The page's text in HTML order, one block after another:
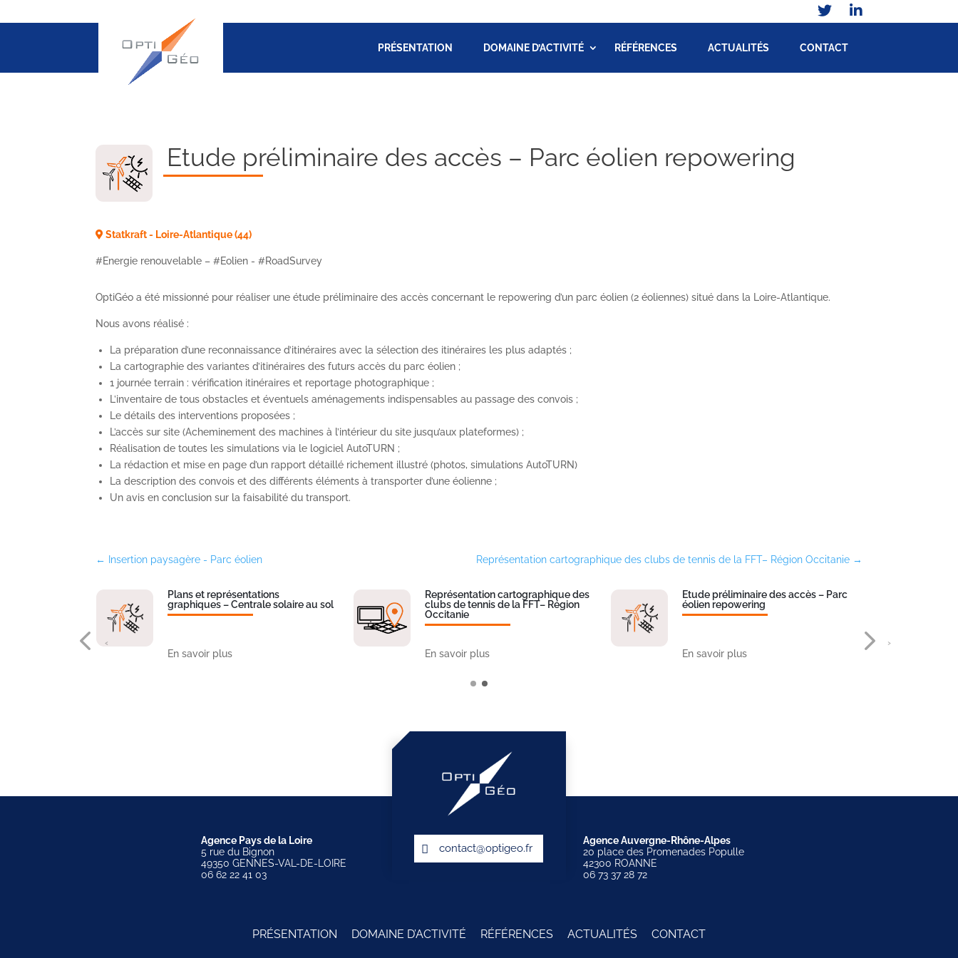
PRÉSENTATION DOMAINE D’ACTIVITÉ RÉFÉRENCES ACTUALITÉS CONTACT
Etude préliminaire des accès – Parc éolien repowering
Statkraft - Loire-Atlantique (44)
#Energie renouvelable – #Eolien - #RoadSurvey
OptiGéo a été missionné pour réaliser une étude préliminaire des accès concernant le repowering d’un parc éolien (2 éoliennes) situé dans la Loire-Atlantique.
Nous avons réalisé :
La préparation d’une reconnaissance d’itinéraires avec la sélection des itinéraires les plus adaptés ;
La cartographie des variantes d’itinéraires des futurs accès du parc éolien ;
1 journée terrain : vérification itinéraires et reportage photographique ;
L’inventaire de tous obstacles et éventuels aménagements indispensables au passage des convois ;
Le détails des interventions proposées ;
L’accès sur site (Acheminement des machines à l’intérieur du site jusqu’aux plateformes) ;
Réalisation de toutes les simulations via le logiciel AutoTURN ;
La rédaction et mise en page d’un rapport détaillé richement illustré (photos, simulations AutoTURN)
La description des convois et des différents éléments à transporter d’une éolienne ;
Un avis en conclusion sur la faisabilité du transport.
← Insertion paysagère - Parc éolien Représentation cartographique des clubs de tennis de la FFT– Région Occitanie→
Plans et représentations
graphiques – Centrale solaire au sol
En savoir plus
Représentation cartographique des
clubs de tennis de la FFT– Région
Occitanie
En savoir plus
Etude préliminaire des accès – Parc
éolien repowering
En savoir plus
‹ ›
Agence Pays de la Loire
5 rue du Bignon
49350 GENNES-VAL-DE-LOIRE
06 62 22 41 03
contact@optigeo.fr
Agence Auvergne-Rhône-Alpes
20 place des Promenades Populle
42300 ROANNE
06 73 37 28 72
PRÉSENTATION DOMAINE D’ACTIVITÉ RÉFÉRENCES ACTUALITÉS CONTACT